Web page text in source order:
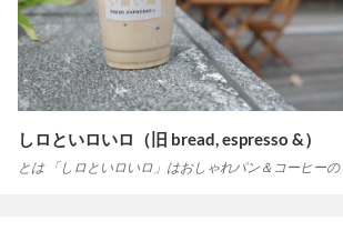
しロといロいロ（旧 bread, espresso &）
とは 「しロといロいロ」はおしゃれパン＆コーヒーの